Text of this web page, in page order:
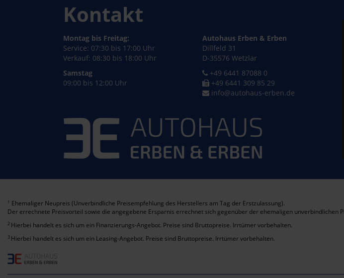
Kontakt
Montag bis Freitag:
Service: 07:30 bis 17:00 Uhr
Verkauf: 08:30 bis 18:00 Uhr
Samstag
09:00 bis 12:00 Uhr
Autohaus Erben & Erben
Dillfeld 31
D-35576 Wetzlar
+49 6441 87088 0
+49 6441 309 85 29
info@autohaus-erben.de
1 Ehemaliger Neupreis (Unverbindliche Preisempfehlung des Herstellers am Tag der Erstzulassung).
Der errechnete Preisvorteil sowie die angegebene Ersparnis errechnet sich gegenüber der ehemaligen unverbindlichen
2 Hierbei handelt es sich um ein Finanzierungs-Angebot. Preise sind Bruttopreise. Irrtümer vorbehalten.
3 Hierbei handelt es sich um ein Leasing-Angebot. Preise sind Bruttopreise. Irrtümer vorbehalten.